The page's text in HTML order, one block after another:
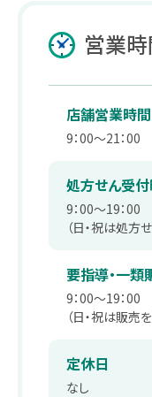
処方せん受付
電子お薬手帳アプ
在宅訪問管理指導
補聴器
エステティックサロ
PUDO
スギヤマカード
スギヤマカード
ごあいさつ
会社概要
会社沿革
事業内容
取り組み：在宅事
取り組み：学会報
取り組み：子育て
本社へのアクセス
新卒採用サイト
（薬剤師職・総合職
キャリア採用 正社員
薬剤師職
薬剤師
キャリア採用 正
パート・アルバイト
ドラッグストアス
同好会・社内関連サ
スギヤマカード
公式アプリ
営業
店舗営業時間
9：00～21：00
処方せん受
9：00～19：00
（日・祝は処方
要指導・一類
9：00～19：00
（日・祝は販売
定休日
なし